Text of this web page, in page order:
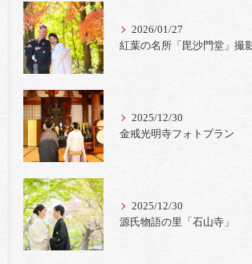
2026/01/27
紅葉の名所「毘沙門堂」撮
2025/12/30
金戒光明寺フォトプラン
2025/12/30
源氏物語の里「石山寺」